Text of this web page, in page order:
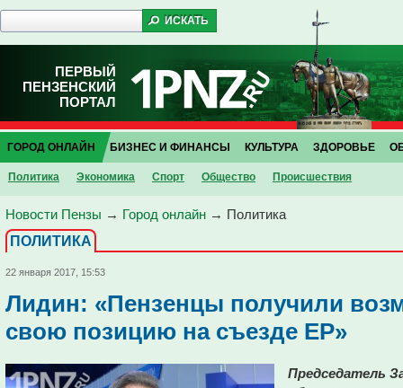
ПЕРВЫЙ
ПЕНЗЕНСКИЙ
ПОРТАЛ
ГОРОД ОНЛАЙН
Политика Экономика Спорт Общество Проиcшествия
БИЗНЕС И ФИНАНСЫ КУЛЬТУРА ЗДОРОВЬЕ
Новости Пензы → Город онлайн → Политика
ПОЛИТИКА
22 января 2017, 15:53
Лидин: «Пензенцы получили
свою позицию на съезде ЕР»
Председатель